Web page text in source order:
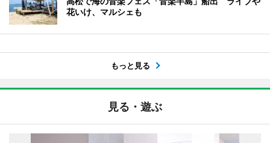
花いけ、マルシェも
もっと見る
見る・遊ぶ